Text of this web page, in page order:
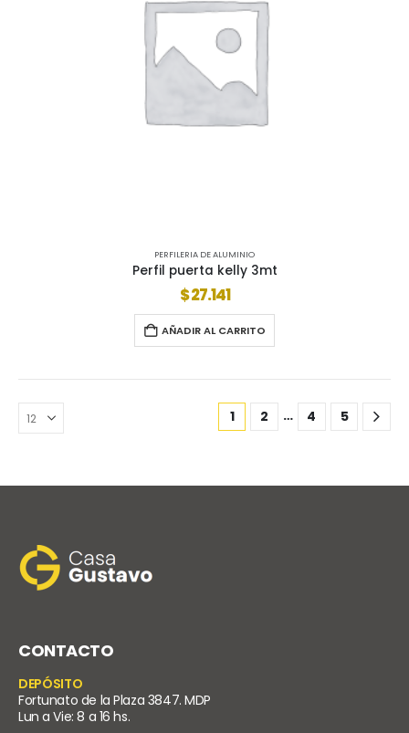
PERFILERIA DE ALUMINIO
Perfil puerta kelly 3mt
$27.141
AÑADIR AL CARRITO
1 2 … 4 5
CONTACTO
DEPÓSITO
Fortunato de la Plaza 3847. MDP
Lun a Vie: 8 a 16 hs.